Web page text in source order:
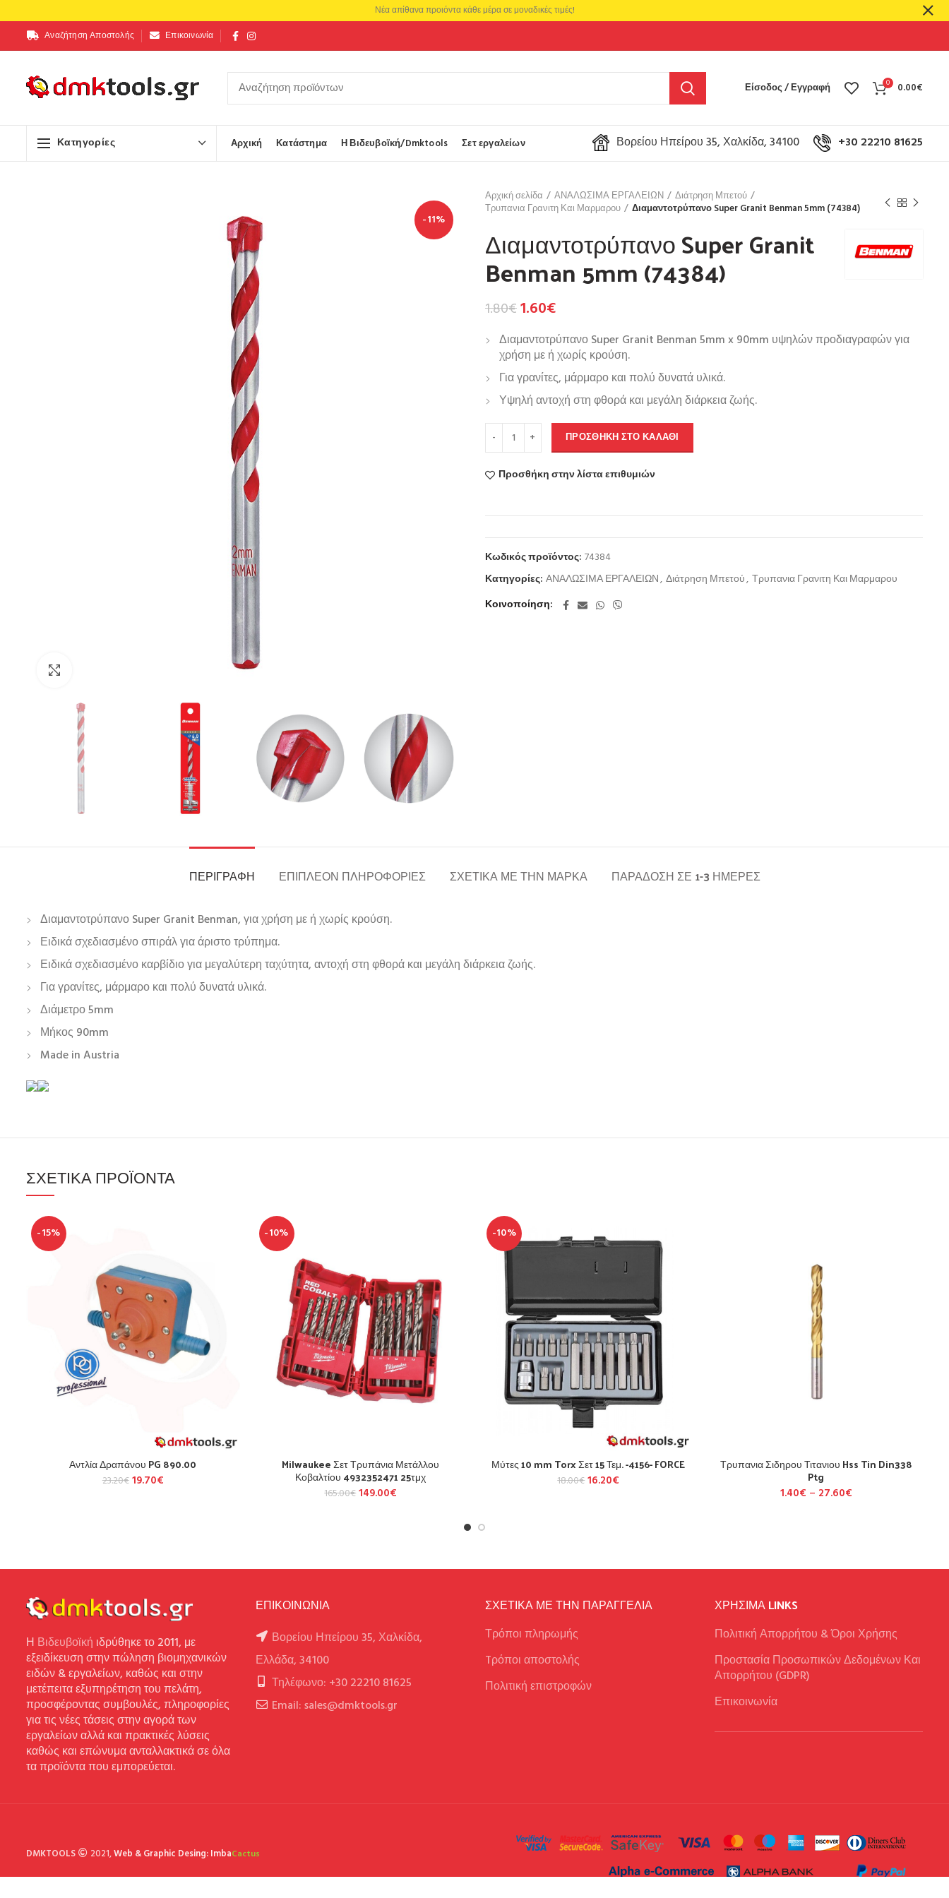
Αναζήτηση Αποστολής Επικοινωνία
Είσοδος / Εγγραφή 0 0.00€
Κατηγορίες Αρχική Κατάστημα Η Βιδευβοϊκή/Dmktools Σετ εργαλείων Βορείου Ηπείρου 35, Χαλκίδα, 34100 +30 22210 81625
-11%
Αρχική σελίδα ΑΝΑΛΩΣΙΜΑ ΕΡΓΑΛΕΙΩΝ
Διάτρηση Μπετού
Τρυπανια Γρανιτη Και Μαρμαρου
Διαμαντοτρύπανο Super Granit Benman 5mm (74384)
Διαμαντοτρύπανο Super Granit
Benman 5mm (74384)
1.80€1.60€
Διαμαντοτρύπανο Super Granit Benman 5mm x 90mm υψηλών προδιαγραφών για
χρήση με ή χωρίς κρούση.
Για γρανίτες, μάρμαρο και πολύ δυνατά υλικά.
Υψηλή αντοχή στη φθορά και μεγάλη διάρκεια ζωής.
ΠΡΟΣΘΉΚΗ ΣΤΟ ΚΑΛΆΘΙ
Προσθήκη στην λίστα επιθυμιών
Κωδικός προϊόντος: 74384
Κατηγορίες: ΑΝΑΛΩΣΙΜΑ ΕΡΓΑΛΕΙΩΝ, Διάτρηση Μπετού, Τρυπανια Γρανιτη Και Μαρμαρου
Κοινοποίηση
ΠΕΡΙΓΡΑΦΉ ΕΠΙΠΛΈΟΝ ΠΛΗΡΟΦΟΡΊΕΣ ΣΧΕΤΙΚΆ ΜΕ ΤΗΝ ΜΆΡΚΑ ΠΑΡΆΔΟΣΗ ΣΕ 1-3 ΗΜΈΡΕΣ
Διαμαντοτρύπανο Super Granit Benman, για χρήση με ή χωρίς κρούση.
Ειδικά σχεδιασμένο σπιράλ για άριστο τρύπημα.
Ειδικά σχεδιασμένο καρβίδιο για μεγαλύτερη ταχύτητα, αντοχή στη φθορά και μεγάλη διάρκεια ζωής.
Για γρανίτες, μάρμαρο και πολύ δυνατά υλικά.
Διάμετρο 5mm
Μήκος 90mm
Made in Austria
ΣΧΕΤΙΚΆ ΠΡΟΪΌΝΤΑ
-15%
Αντλία Δραπάνου PG 890.00
23.20€ 19.70€
-10%
Milwaukee Σετ Τρυπάνια Μετάλλου
Κοβαλτίου 4932352471 25τμχ
165.00€ 149.00€
-10%
Μύτες 10 mm Torx Σετ 15 Τεμ. -4156- FORCE
18.00€ 16.20€
Τρυπανια Σιδηρου Τιτανιου Hss Tin Din338
Ptg
1.40€ – 27.60€
Η Βιδευβοϊκή ιδρύθηκε το 2011, με
εξειδίκευση στην πώληση βιομηχανικών
ειδών & εργαλείων, καθώς και στην
μετέπειτα εξυπηρέτηση του πελάτη,
προσφέροντας συμβουλές, πληροφορίες
για τις νέες τάσεις στην αγορά των
εργαλείων αλλά και πρακτικές λύσεις
καθώς και επώνυμα ανταλλακτικά σε όλα
τα προϊόντα που εμπορεύεται.
ΕΠΙΚΟΙΝΩΝΙΑ
Βορείου Ηπείρου 35, Χαλκίδα,
Ελλάδα, 34100
Τηλέφωνο: +30 22210 81625
Email: sales@dmktools.gr
ΣΧΕΤΙΚΑ ΜΕ ΤΗΝ ΠΑΡΑΓΓΕΛΙΑ
Τρόποι πληρωμής
Tρόποι αποστολής
Πολιτική επιστροφών
ΧΡΉΣΙΜΑ LINKS
Πολιτική Απορρήτου & Όροι Χρήσης
Προστασία Προσωπικών Δεδομένων Και
Απορρήτου (GDPR)
Επικοινωνία
DMKTOOLS 2021,Web & Graphic Desing: ImbaCactus
Νέα απίθανα προιόντα κάθε μέρα σε μοναδικές τιμές!